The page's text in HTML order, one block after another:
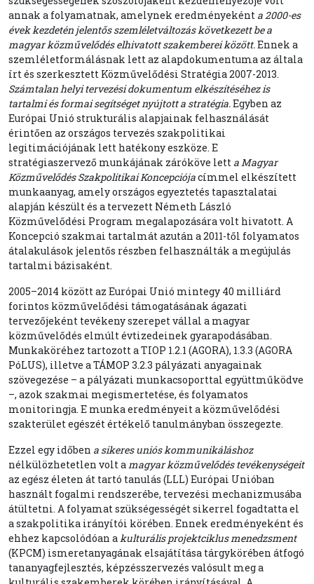
annak a folyamatnak, amelynek eredményeként a 2000-es
évek kezdetén jelentős szemléletváltozás következett be a
magyar közművelődés elhivatott szakemberei között.Ennek a
szemléletformálásnak lett az alapdokumentuma az általa
írt és szerkesztett Közművelődési Stratégia 2007-2013.
Számtalan helyi tervezési dokumentum elkészítéséhez is
tartalmi és formai segítséget nyújtott a stratégia.Egyben az
Európai Unió strukturális alapjainak felhasználását
érintően az országos tervezés szakpolitikai
legitimációjának lett hatékony eszköze. E
stratégiaszervező munkájának záróköve lett a Magyar
Közművelődés Szakpolitikai Koncepciójacímmel elkészített
munkaanyag, amely országos egyeztetés tapasztalatai
alapján készült és a tervezett Németh László
Közművelődési Program megalapozására volt hivatott. A
Koncepció szakmai tartalmát azután a 2011-től folyamatos
átalakulások jelentős részben felhasználták a megújulás
tartalmi bázisaként.
2005–2014 között az Európai Unió mintegy 40 milliárd
forintos közmű­velődési támogatásának ágazati
tervezőjeként tevékeny szerepet vállal a magyar
közművelődés elmúlt évtizedeinek gyarapodásában.
Munkaköréhez tartozott a TIOP 1.2.1 (AGORA), 1.3.3 (AGORA
PóLUS), illetve a TÁMOP 3.2.3 pályázati anyagainak
szövegezése – a pályázati munkacsoporttal együttműködve
–, azok szakmai megismertetése, és folyamatos
monitoringja. E munka eredményeit a közművelődési
szakterület egészét értékelő tanul­mányban összegezte.
Ezzel egy időben a sikeres uniós kommunikáláshoz
nélkülözhetetlen volt a magyar közművelődés tevékenységeit
az egész életen át tartó tanulás (LLL) Európai Unióban
használt fogalmi rendszerébe, tervezési mechanizmusába
átültetni. A folyamat szükségességét sikerrel fogadtatta el
a szakpolitika irányítói körében. Ennek eredményeként és
ehhez kapcsolódóan a kulturális projektciklus menedzsment
(KPCM) ismeretanyagának elsajátítása tárgykörében átfogó
tananyagfejlesztés, képzésszervezés valósult meg a